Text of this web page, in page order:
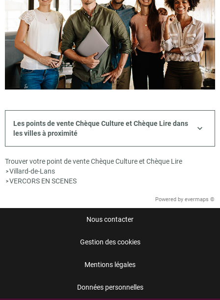
Les points de vente Chèque Culture et Chèque Lire dans
les villes à proximité
Trouver votre point de vente Chèque Culture et Chèque Lire
>Villard-de-Lans
>VERCORS EN SCENES
Powered by evermaps ©
Nous contacter
Gestion des cookies
Mentions légales
Données personnelles